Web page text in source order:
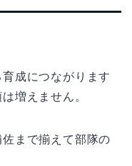
成につながります
増えません。
まで揃えて部隊の